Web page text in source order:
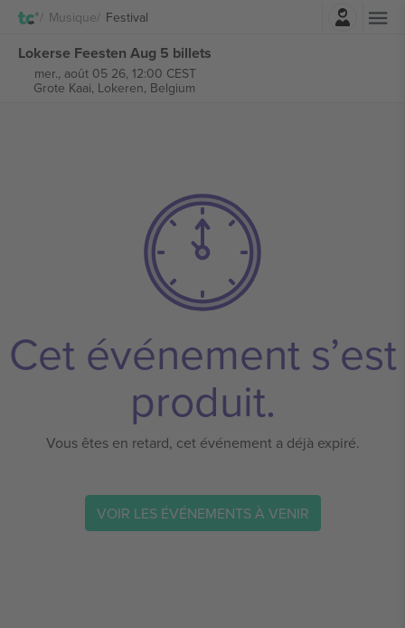
Musique Festival
Lokerse Feesten Aug 5 billets
mer., août 05 26, 12:00 CEST
Grote Kaai, Lokeren, Belgium
Cet événement s’est
produit.
Vous êtes en retard, cet événement a déjà expiré.
VOIR LES ÉVÉNEMENTS À VENIR